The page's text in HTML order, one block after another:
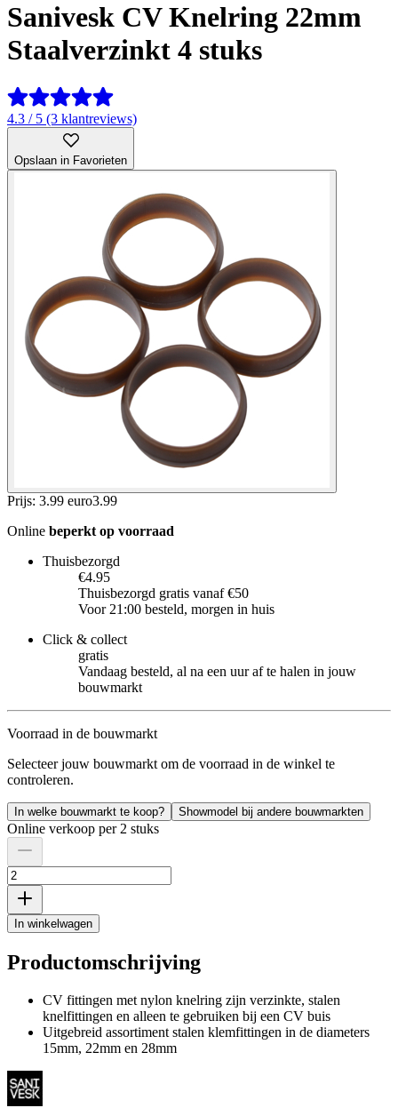
Sanivesk CV Knelring 22mm
Staalverzinkt 4 stuks
4.3 / 5 (3 klantreviews)
Opslaan in Favorieten
Prijs: 3.99 euro3.99
Online beperkt op voorraad
Thuisbezorgd
€4.95
Thuisbezorgd gratis vanaf €50
Voor 21:00 besteld, morgen in huis
Click & collect
gratis
Vandaag besteld, al na een uur af te halen in jouw
bouwmarkt
Voorraad in de bouwmarkt
Selecteer jouw bouwmarkt om de voorraad in de winkel te
controleren.
In welke bouwmarkt te koop? Showmodel bij andere bouwmarkten
Online verkoop per 2 stuks
In winkelwagen
Productomschrijving
CV fittingen met nylon knelring zijn verzinkte, stalen
knelfittingen en alleen te gebruiken bij een CV buis
Uitgebreid assortiment stalen klemfittingen in de diameters
15mm, 22mm en 28mm